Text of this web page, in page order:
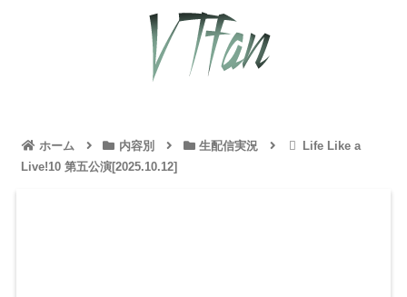
ホーム 内容別 生配信実況
Life Like a
Live!10 第五公演[2025.10.12]